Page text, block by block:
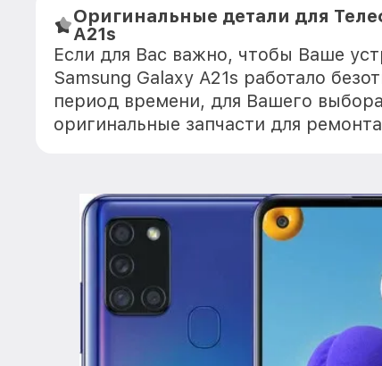
Оригинальные детали для
A21s
Если для Вас важно, чтобы Ваше
Samsung Galaxy A21s работало
период времени, для Вашего
оригинальные запчасти для